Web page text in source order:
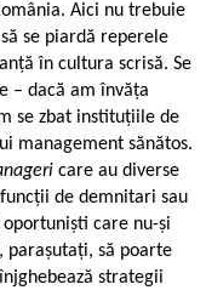
Aici nu trebuie
se piardă reperele
în cultura scrisă. Se
– dacă am învăța
se zbat instituțiile de
management sănătos.
care au diverse
de demnitari sau
care nu-și
parașutați, să poarte
strategii